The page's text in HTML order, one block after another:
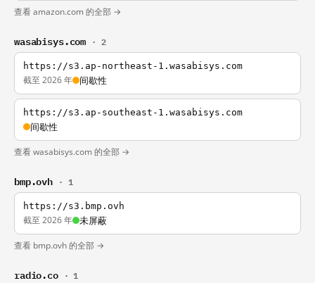
查看 amazon.com 的全部 →
wasabisys.com · 2
https://s3.ap-northeast-1.wasabisys.com
截至 2026 年 间歇性
https://s3.ap-southeast-1.wasabisys.com
间歇性
查看 wasabisys.com 的全部 →
bmp.ovh · 1
https://s3.bmp.ovh
截至 2026 年 未屏蔽
查看 bmp.ovh 的全部 →
radio.co · 1